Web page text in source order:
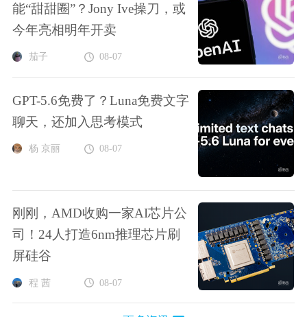
能“甜甜圈”？Jony Ive操刀，或
今年亮相明年开卖
茄子 08-07
GPT-5.6免费了？Luna免费文字
聊天，还加入思考模式
杨 京丽 08-07
刚刚，AMD收购一家AI芯片公
司！24人打造6nm推理芯片刷
屏硅谷
程 茜 08-07